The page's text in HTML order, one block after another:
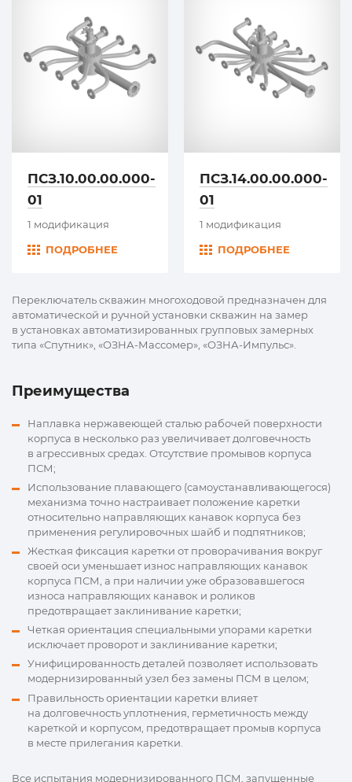
ПСЗ.10.00.00.000-
01
1 модификация
ПОДРОБНЕЕ
ПСЗ.14.00.00.000-
01
1 модификация
ПОДРОБНЕЕ
Переключатель скважин многоходовой предназначен для
автоматической и ручной установки скважин на замер
в установках автоматизированных групповых замерных
типа «Спутник», «ОЗНА-Массомер», «ОЗНА-Импульс».
Преимущества
Наплавка нержавеющей сталью рабочей поверхности
корпуса в несколько раз увеличивает долговечность
в агрессивных средах. Отсутствие промывов корпуса
ПСМ;
Использование плавающего (самоустанавливающегося)
механизма точно настраивает положение каретки
относительно направляющих канавок корпуса без
применения регулировочных шайб и подпятников;
Жесткая фиксация каретки от проворачивания вокруг
своей оси уменьшает износ направляющих канавок
корпуса ПСМ, а при наличии уже образовавшегося
износа направляющих канавок и роликов
предотвращает заклинивание каретки;
Четкая ориентация специальными упорами каретки
исключает проворот и заклинивание каретки;
Унифицированность деталей позволяет использовать
модернизированный узел без замены ПСМ в целом;
Правильность ориентации каретки влияет
на долговечность уплотнения, герметичность между
кареткой и корпусом, предотвращает промыв корпуса
в месте прилегания каретки.
Все испытания модернизированного ПСМ, запущенные